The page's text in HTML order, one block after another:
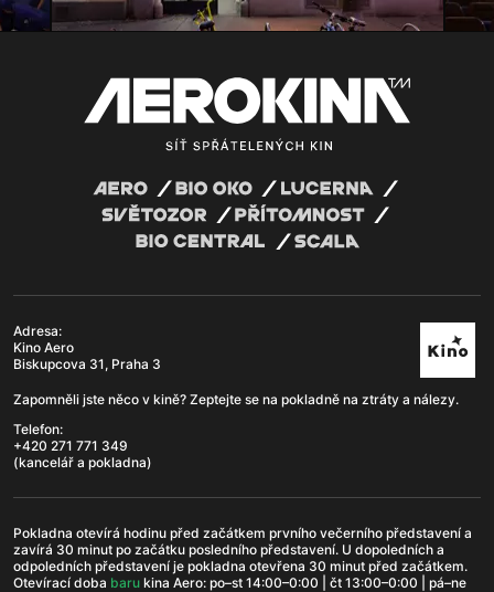
Adresa:
Kino Aero
Biskupcova 31, Praha 3
Zapomněli jste něco v kině? Zeptejte se na pokladně na ztráty a nálezy.
Telefon:
+420 271 771 349
(kancelář a pokladna)
Pokladna otevírá hodinu před začátkem prvního večerního představení a
zavírá 30 minut po začátku posledního představení. U dopoledních a
odpoledních představení je pokladna otevřena 30 minut před začátkem.
Otevírací doba baru kina Aero: po–st 14:00–0:00 | čt 13:00–0:00 | pá–ne